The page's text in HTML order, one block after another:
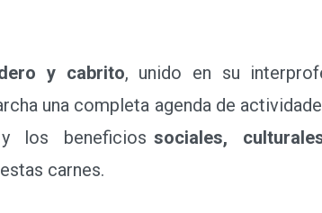
y cabrito, unido en su
una completa agenda de
y los beneficiossociales,
carnes.